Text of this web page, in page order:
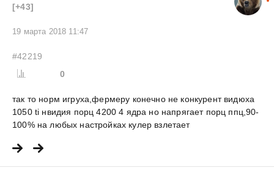
[+43]
19 марта 2018 11:47
#42219
0
так то норм игруха,фермеру конечно не конкурент видюха
1050 ti нвидия порц 4200 4 ядра но напрягает порц ппц,90-
100% на любых настройках кулер взлетает